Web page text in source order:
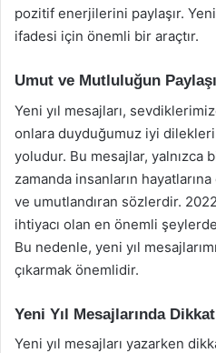
pozitif enerjilerini paylaşır.
ifadesi için önemli bir araçtır.
Umut ve Mutluluğun
Yeni yıl mesajları,
onlara duyduğumuz iyi
yoludur. Bu mesajlar, yalnızca
zamanda insanların
ve umutlandıran sözlerdir.
ihtiyacı olan en önemli
Bu nedenle, yeni yıl
çıkarmak önemlidir.
Yeni Yıl Mesajlarında
Yeni yıl mesajları yazarken